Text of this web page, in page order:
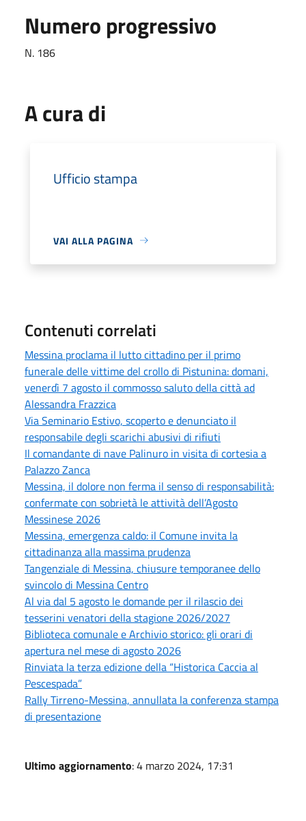
Numero progressivo
N. 186
A cura di
Ufficio stampa
VAI ALLA PAGINA
Contenuti correlati
Messina proclama il lutto cittadino per il primo
funerale delle vittime del crollo di Pistunina: domani,
venerdì 7 agosto il commosso saluto della città ad
Alessandra Frazzica
Via Seminario Estivo, scoperto e denunciato il
responsabile degli scarichi abusivi di rifiuti
Il comandante di nave Palinuro in visita di cortesia a
Palazzo Zanca
Messina, il dolore non ferma il senso di responsabilità:
confermate con sobrietà le attività dell’Agosto
Messinese 2026
Messina, emergenza caldo: il Comune invita la
cittadinanza alla massima prudenza
Tangenziale di Messina, chiusure temporanee dello
svincolo di Messina Centro
Al via dal 5 agosto le domande per il rilascio dei
tesserini venatori della stagione 2026/2027
Biblioteca comunale e Archivio storico: gli orari di
apertura nel mese di agosto 2026
Rinviata la terza edizione della “Historica Caccia al
Pescespada”
Rally Tirreno-Messina, annullata la conferenza stampa
di presentazione
Ultimo aggiornamento: 4 marzo 2024, 17:31